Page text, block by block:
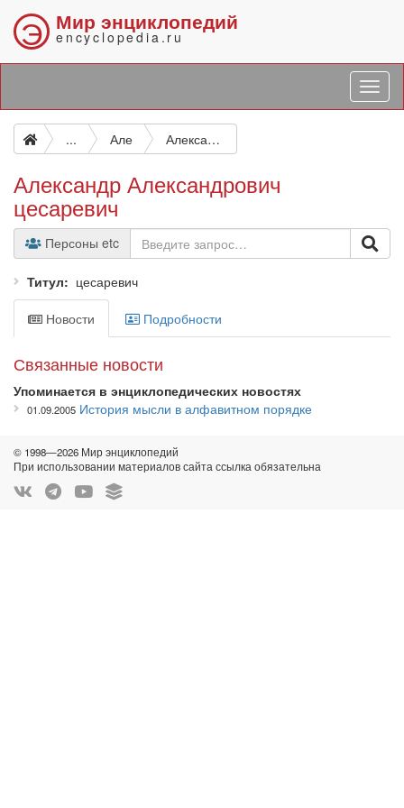
Э Мир энциклопедий
encyclopedia.ru
... Але Александр Александрович цесаревич
Александр Александрович
цесаревич
Персоны etc
Титул цесаревич
Новости Подробности
Связанные новости
Упоминается в энциклопедических новостях
01.09.2005 История мысли в алфавитном порядке
© 1998—2026 Мир энциклопедий
При использовании материалов сайта ссылка обязательна